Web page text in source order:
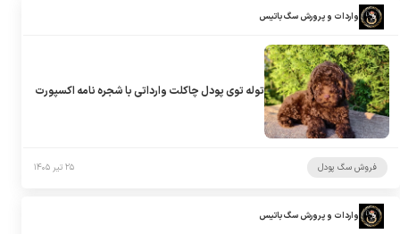
واردات و پرورش سگ باتیس
توله توی پودل چاکلت وارداتی با شجره نامه اکسپورت
فروش سگ پودل ۲۵ تیر ۱۴۰۵
واردات و پرورش سگ باتیس